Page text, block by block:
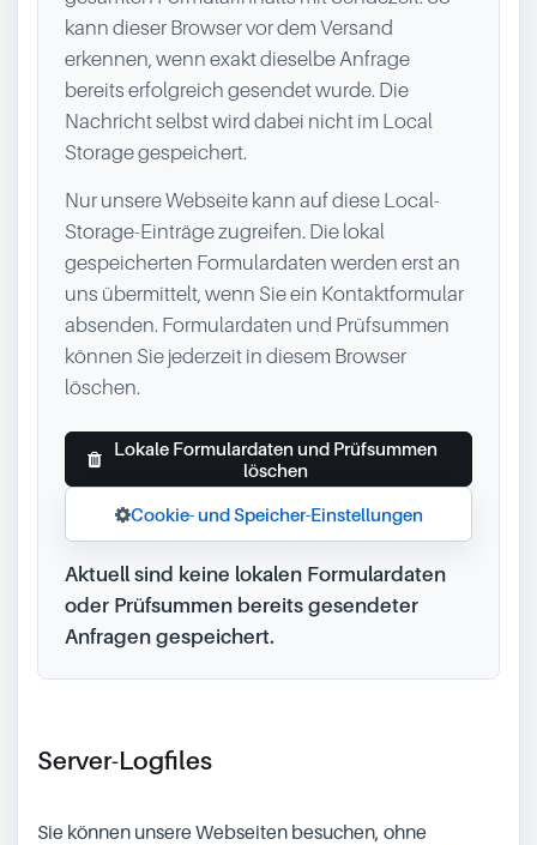
kann dieser Browser vor dem Versand
erkennen, wenn exakt dieselbe Anfrage
bereits erfolgreich gesendet wurde. Die
Nachricht selbst wird dabei nicht im Local
Storage gespeichert.
Nur unsere Webseite kann auf diese Local-
Storage-Einträge zugreifen. Die lokal
gespeicherten Formulardaten werden erst an
uns übermittelt, wenn Sie ein Kontaktformular
absenden. Formulardaten und Prüfsummen
können Sie jederzeit in diesem Browser
löschen.
Lokale Formulardaten und Prüfsummen
löschen
Cookie- und Speicher-Einstellungen
Aktuell sind keine lokalen Formulardaten
oder Prüfsummen bereits gesendeter
Anfragen gespeichert.
Server-Logfiles
Sie können unsere Webseiten besuchen, ohne